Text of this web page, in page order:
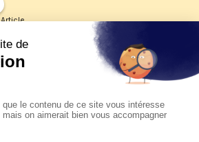
Article
Les reportages d'été 2026 de KTO
La visite pastorale du pape Léon
XIV à Assise à suivre sur KTO le
jeudi 6 août